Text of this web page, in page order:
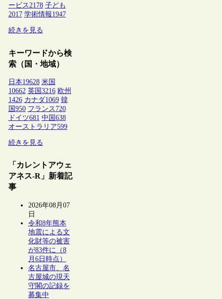
ービス2178 子ども
2017 学術情報1947
続きを見る
キーワードから検
索（国・地域）
日本19628 米国
10662 英国 3216 欧州
1426 カナダ1069 韓
国 950 フランス 720
ドイツ681 中国 638
オーストラリア599
続きを見る
「カレントアウェ
アネス-R」新着記
事
2026年08月07
日
令和8年熊本
地震による文
化財等の被害
が83件に（8
月6日時点）
名古屋市、名
古屋城の現天
守閣の記録を
募集中